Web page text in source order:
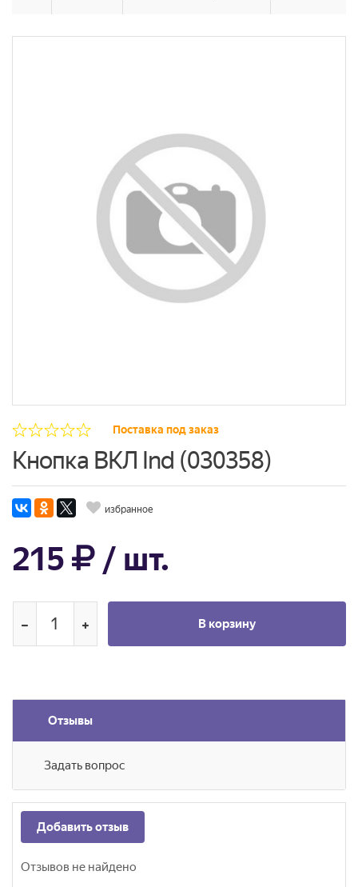
Поставка под заказ
Кнопка ВКЛ Ind (030358)
избранное
215 / шт.
В корзину
Отзывы
Задать вопрос
Добавить отзыв
Отзывов не найдено